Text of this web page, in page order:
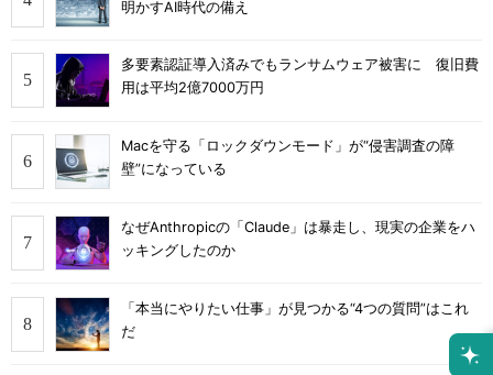
明かすAI時代の備え
多要素認証導入済みでもランサムウェア被害に 復旧費
用は平均2億7000万円
Macを守る「ロックダウンモード」が“侵害調査の障
壁”になっている
なぜAnthropicの「Claude」は暴走し、現実の企業をハ
ッキングしたのか
「本当にやりたい仕事」が見つかる“4つの質問”はこれ
だ